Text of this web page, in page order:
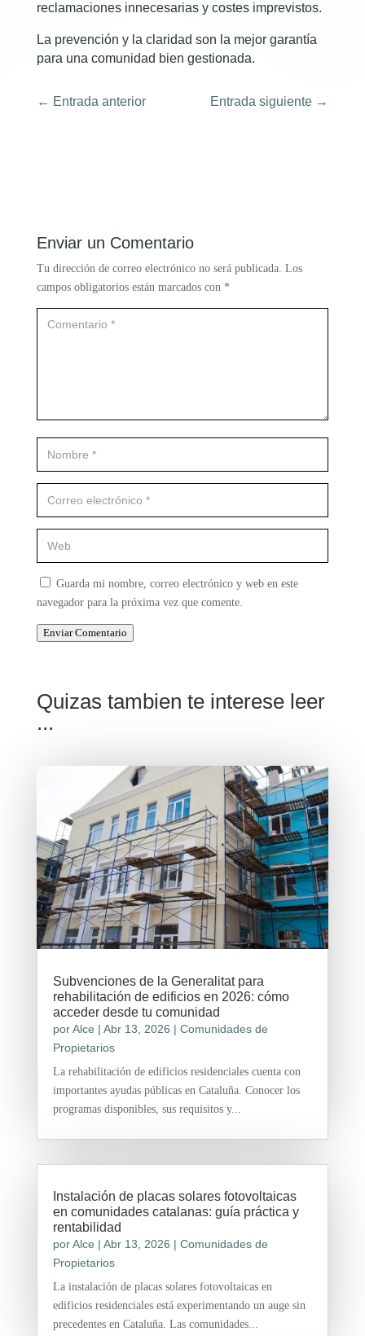
reclamaciones innecesarias y costes imprevistos.
La prevención y la claridad son la mejor garantía
para una comunidad bien gestionada.
← Entrada anterior Entrada siguiente →
Enviar un Comentario
Tu dirección de correo electrónico no será publicada. Los
campos obligatorios están marcados con *
Guarda mi nombre, correo electrónico y web en este
navegador para la próxima vez que comente.
Enviar Comentario
Quizas tambien te interese leer
...
Subvenciones de la Generalitat para
rehabilitación de edificios en 2026: cómo
acceder desde tu comunidad
porAlce | Abr 13, 2026 | Comunidades de
Propietarios
La rehabilitación de edificios residenciales cuenta con
importantes ayudas públicas en Cataluña. Conocer los
programas disponibles, sus requisitos y...
Instalación de placas solares fotovoltaicas
en comunidades catalanas: guía práctica y
rentabilidad
porAlce | Abr 13, 2026 | Comunidades de
Propietarios
La instalación de placas solares fotovoltaicas en
edificios residenciales está experimentando un auge sin
precedentes en Cataluña. Las comunidades...